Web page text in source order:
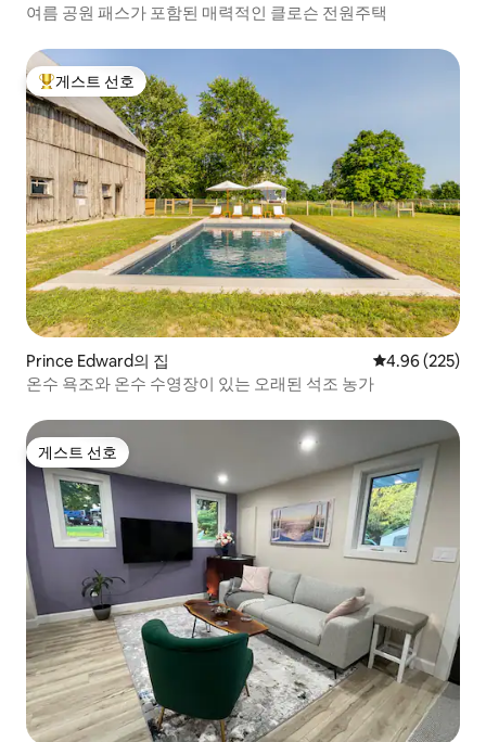
여름 공원 패스가 포함된 매력적인 클로슨 전원주택
상위 게스트 선호
게스트 선호
Prince Edward의 집 평점 4.96점(5
4.96 (225)
온수 욕조와 온수 수영장이 있는 오래된 석조 농가
게스트 선호
게스트 선호